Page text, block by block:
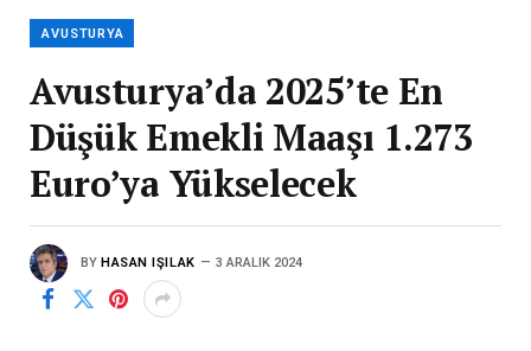
AVUSTURYA
Avusturya’da 2025’te En
Düşük Emekli Maaşı 1.273
Euro’ya Yükselecek
BY HASAN IŞILAK 3 ARALIK 2024